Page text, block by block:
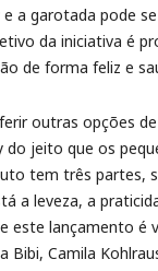
a garotada pode
da iniciativa é
de forma feliz e
outras opções
jeito que os
tem três partes,
a leveza, a
este lançamento é
Bibi, Camila